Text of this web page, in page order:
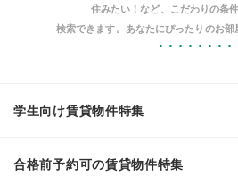
住みたい！など、こだわりの条
検索できます。あなたにぴったりのお部
学生向け賃貸物件特集
合格前予約可の賃貸物件特集